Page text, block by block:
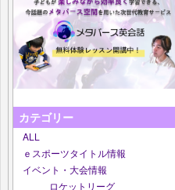
カテゴリー
ALL
ｅスポーツタイトル情報
イベント・大会情報
_ロケットリーグ